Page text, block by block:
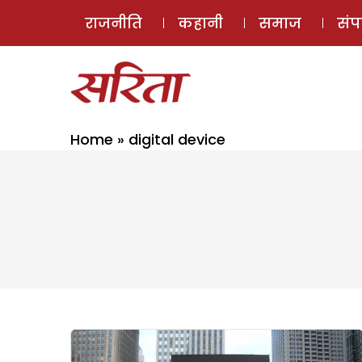
राजनीति कहानी समाज
Home » digital device